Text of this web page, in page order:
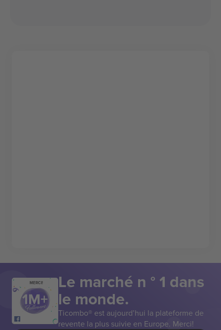
MERCI! Le marché n ° 1 dans
le monde.
Ticombo® est aujourd’hui la plateforme de
revente la plus suivie en Europe. Merci!